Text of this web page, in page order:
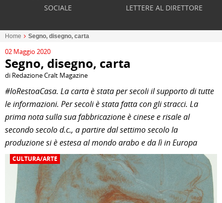
SOCIALE
LETTERE AL DIRETTORE
Home Segno, disegno, carta
02 Maggio 2020
Segno, disegno, carta
di Redazione Cralt Magazine
#IoRestoaCasa. La carta è stata per secoli il supporto di tutte
le informazioni. Per secoli è stata fatta con gli stracci. La
prima nota sulla sua fabbricazione è cinese e risale al
secondo secolo d.c., a partire dal settimo secolo la
produzione si è estesa al mondo arabo e da lì in Europa
CULTURA/ARTE